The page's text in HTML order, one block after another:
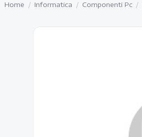
Home Informatica Componenti Pc